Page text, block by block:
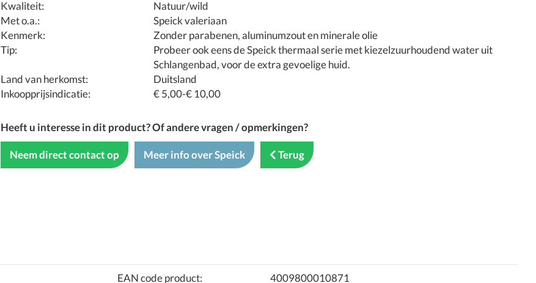
Kwaliteit:
Natuur/wild
Met o.a.:
Speick valeriaan
Kenmerk:
Zonder parabenen, aluminumzout en minerale olie
Tip:
Probeer ook eens de Speick thermaal serie met kiezelzuurhoudend water uit
Schlangenbad, voor de extra gevoelige huid.
Land van herkomst:
Duitsland
Inkoopprijsindicatie:
€ 5,00-€ 10,00
Heeft u interesse in dit product? Of andere vragen / opmerkingen?
Neem direct contact op Meer info over Speick Terug
EAN code product:
4009800010871